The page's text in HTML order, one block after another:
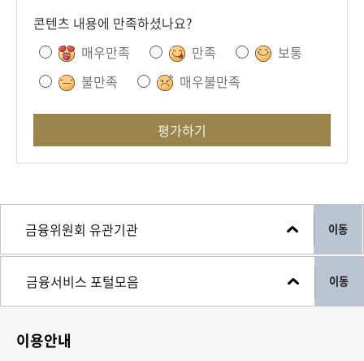
콘텐츠 내용에 만족하셨나요?
매우만족
만족
보통
불만족
매우불만족
평가하기
이동
이동
이용안내